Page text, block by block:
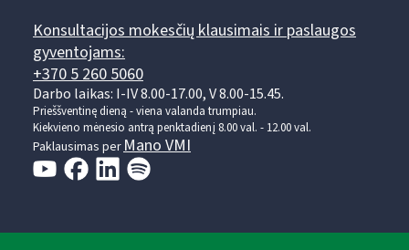
Konsultacijos mokesčių klausimais ir paslaugos
gyventojams:
+370 5 260 5060
Darbo laikas: I-IV 8.00-17.00, V 8.00-15.45.
Prieššventinę dieną - viena valanda trumpiau.
Kiekvieno mėnesio antrą penktadienį 8.00 val. - 12.00 val.
Paklausimas per Mano VMI